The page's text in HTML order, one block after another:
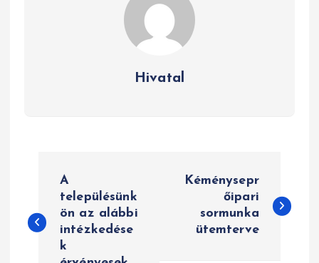
Hivatal
j
A
településünk
ön az alábbi
intézkedése
k
Kéménysepr
őipari
sormunka
ütemterve